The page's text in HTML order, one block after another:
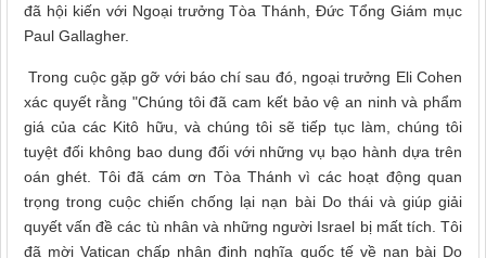
đã hội kiến với Ngoại trưởng Tòa Thánh, Đức Tổng Giám mục
Paul Gallagher.
Trong cuộc gặp gỡ với báo chí sau đó, ngoại trưởng Eli Cohen
xác quyết rằng "Chúng tôi đã cam kết bảo vệ an ninh và phẩm
giá của các Kitô hữu, và chúng tôi sẽ tiếp tục làm, chúng tôi
tuyệt đối không bao dung đối với những vụ bạo hành dựa trên
oán ghét. Tôi đã cám ơn Tòa Thánh vì các hoạt động quan
trọng trong cuộc chiến chống lại nạn bài Do thái và giúp giải
quyết vấn đề các tù nhân và những người Israel bị mất tích. Tôi
đã mời Vatican chấp nhận định nghĩa quốc tế về nạn bài Do